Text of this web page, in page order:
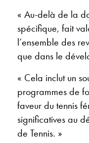
« Au-delà de la
spécifique, fait
l’ensemble des
que dans le
« Cela inclut un
programmes de
faveur du tennis
significatives au
de Tennis. »